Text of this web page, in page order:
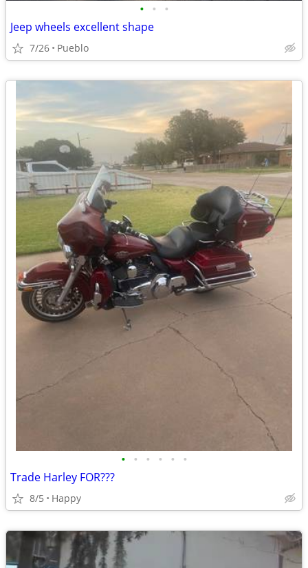
• • •
Jeep wheels excellent shape
7/26 Pueblo
• • • • • •
Trade Harley FOR???
8/5 Happy